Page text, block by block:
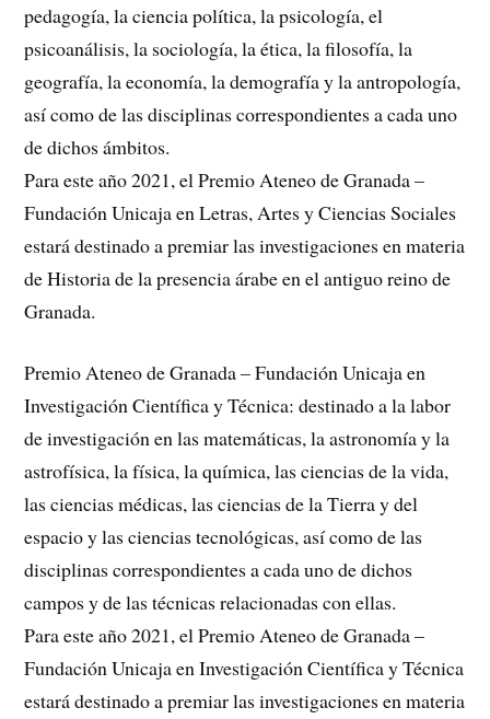
pedagogía, la ciencia política, la psicología, el
psicoanálisis, la sociología, la ética, la filosofía, la
geografía, la economía, la demografía y la antropología,
así como de las disciplinas correspondientes a cada uno
de dichos ámbitos.
Para este año 2021, el Premio Ateneo de Granada –
Fundación Unicaja en Letras, Artes y Ciencias Sociales
estará destinado a premiar las investigaciones en materia
de Historia de la presencia árabe en el antiguo reino de
Granada.
Premio Ateneo de Granada – Fundación Unicaja en
Investigación Científica y Técnica: destinado a la labor
de investigación en las matemáticas, la astronomía y la
astrofísica, la física, la química, las ciencias de la vida,
las ciencias médicas, las ciencias de la Tierra y del
espacio y las ciencias tecnológicas, así como de las
disciplinas correspondientes a cada uno de dichos
campos y de las técnicas relacionadas con ellas.
Para este año 2021, el Premio Ateneo de Granada –
Fundación Unicaja en Investigación Científica y Técnica
estará destinado a premiar las investigaciones en materia